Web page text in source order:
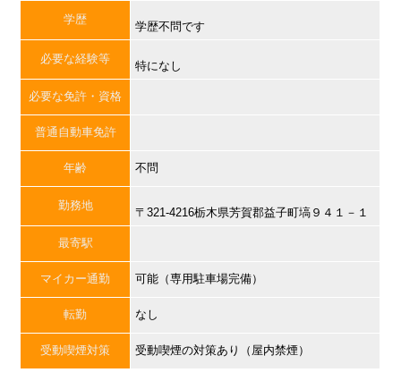
学歴
学歴不問です
必要な経験等
特になし
必要な免許・資格
普通自動車免許
年齢 不問
勤務地
〒321-4216栃木県芳賀郡益子町塙９４１－１
最寄駅
マイカー通勤 可能（専用駐車場完備）
転勤 なし
受動喫煙対策 受動喫煙の対策あり（屋内禁煙）